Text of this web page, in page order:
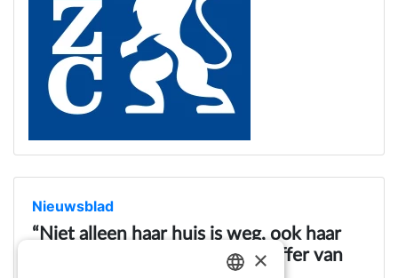
Nieuwsblad
“Niet alleen haar huis is weg, ook haar
thuis”: steunactie voor slachtoffer van
×